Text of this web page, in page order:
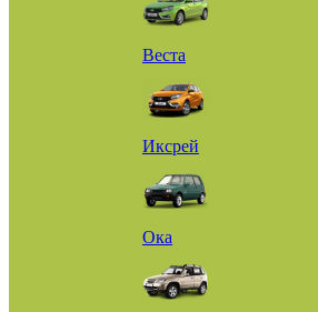
Веста
Иксрей
Ока